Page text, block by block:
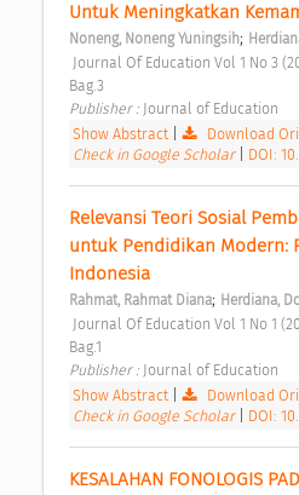
Untuk Meningkatkan
Noneng, Noneng Yuningsih;
Bag.3
Publisher : Journal of Education
Show Abstract| Download
Check in Google Scholar
DOI:
Relevansi Teori Sosial
untuk Pendidikan Modern:
Indonesia
Rahmat, Rahmat Diana; Herdiana,
Bag.1
Publisher : Journal of Education
Show Abstract| Download
Check in Google Scholar
DOI:
KESALAHAN FONOLOGIS